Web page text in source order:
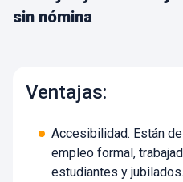
sin nómina
Ventajas:
Accesibilidad. Están
empleo formal,
estudiantes y jubilados.